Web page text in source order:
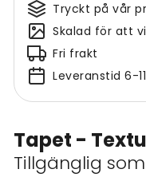
Tapet -
Tillgänglig som
Tryckt på vår
Skalad för att
Fri frakt
Leveranstid 6-